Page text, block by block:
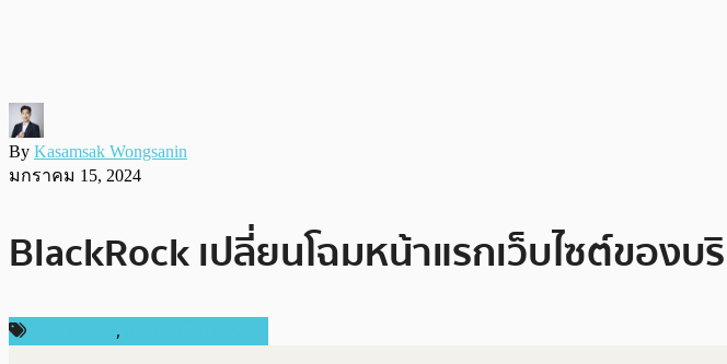
By Kasamsak Wongsanin
มกราคม 15, 2024
BlackRock เปลี่ยนโฉมหน้าแรกเว็บไซต์ของ
,